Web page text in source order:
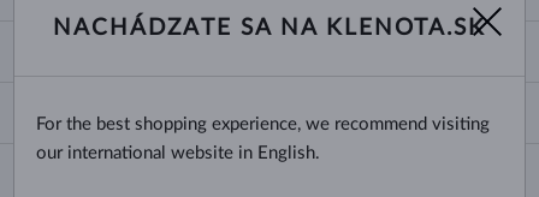
O NÁS
DODANIE A PLATBA ZA TOVAR
VÝBER SVADOBNÝCH OBRÚČOK
CERTIFIKÁTY PRAVOSTI
TYPY A DĹŽKY RETIAZOK
DĹŽKY NÁRAMKOV
Slovensko
NACHÁDZATE SA NA KLENOTA.SK
For the best shopping experience, we recommend visiting
our international website in English.